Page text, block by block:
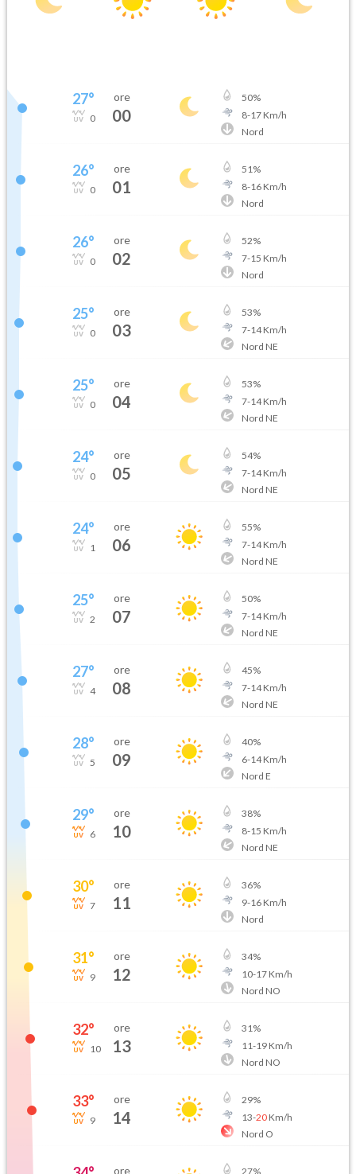
27°
0
ore
00
50%
8-17Km/h
Nord
26°
0
ore
01
51%
8-16Km/h
Nord
26°
0
ore
02
52%
7-15 Km/h
Nord
25°
0
ore
03
53%
7-14Km/h
Nord NE
25°
0
ore
04
53%
7-14Km/h
Nord NE
24°
0
ore
05
54%
7-14Km/h
Nord NE
24°
1
ore
06
55%
7-14Km/h
Nord NE
25°
2
ore
07
50%
7-14Km/h
Nord NE
27°
4
ore
08
45%
7-14Km/h
Nord NE
28°
5
ore
09
40%
6-14Km/h
Nord E
29°
6
ore
10
38%
8-15 Km/h
Nord NE
30°
7
ore
11
36%
9-16Km/h
Nord
31°
9
ore
12
34%
10-17Km/h
Nord NO
32°
10
ore
13
31%
11-19Km/h
Nord NO
33°
9
ore
14
29%
13-20Km/h
Nord O
ore 27%